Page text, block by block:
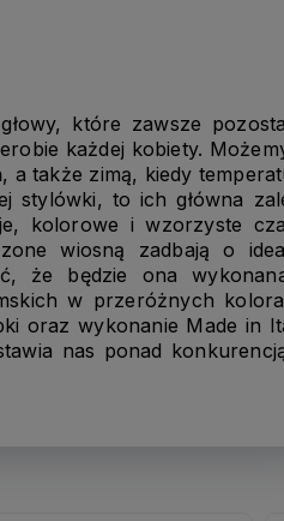
które zawsze
każdej kobiety.
a także zimą, kiedy
stylówki, to ich główna
kolorowe i wzorzyste
wiosną zadbają o
że będzie ona
w przeróżnych
oraz wykonanie Made in
nas ponad